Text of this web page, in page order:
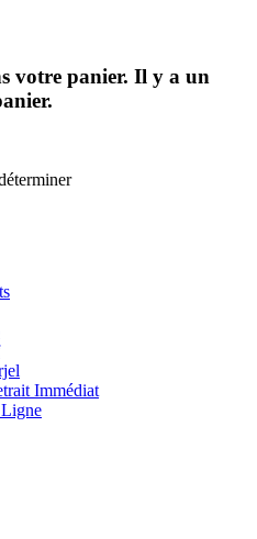
votre panier. Il y a un
Immédiat